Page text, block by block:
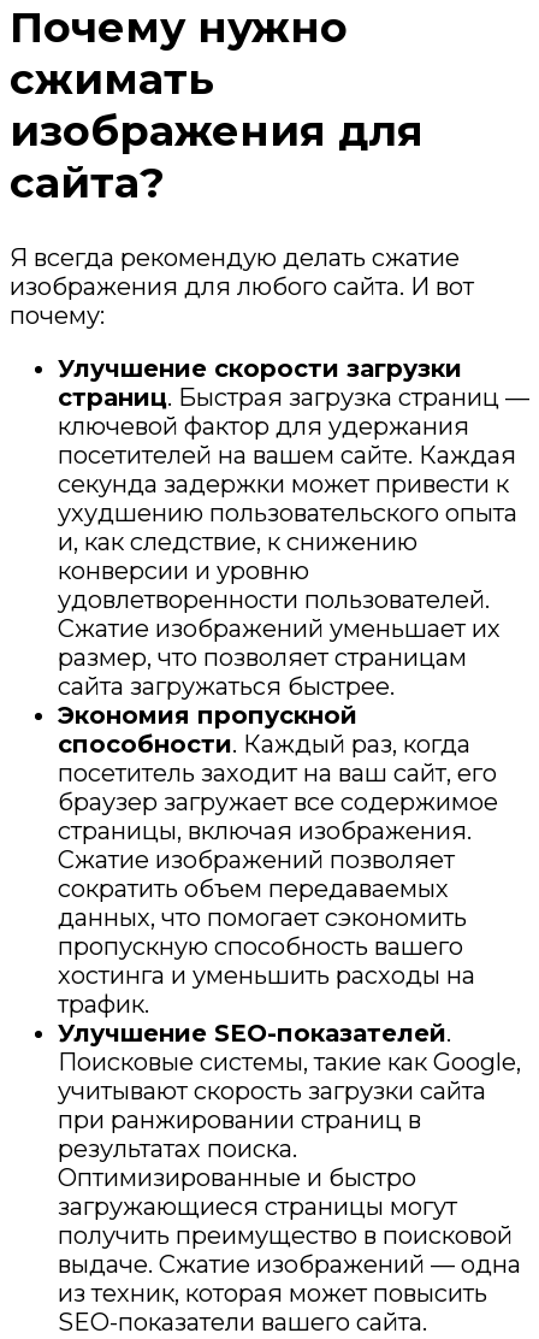
Почему нужно
сжимать
изображения для
сайта?
Я всегда рекомендую делать сжатие
изображения для любого сайта. И вот
почему:
Улучшение скорости загрузки
страниц. Быстрая загрузка страниц —
ключевой фактор для удержания
посетителей на вашем сайте. Каждая
секунда задержки может привести к
ухудшению пользовательского опыта
и, как следствие, к снижению
конверсии и уровню
удовлетворенности пользователей.
Сжатие изображений уменьшает их
размер, что позволяет страницам
сайта загружаться быстрее.
Экономия пропускной
способности. Каждый раз, когда
посетитель заходит на ваш сайт, его
браузер загружает все содержимое
страницы, включая изображения.
Сжатие изображений позволяет
сократить объем передаваемых
данных, что помогает сэкономить
пропускную способность вашего
хостинга и уменьшить расходы на
трафик.
Улучшение SEO-показателей.
Поисковые системы, такие как Google,
учитывают скорость загрузки сайта
при ранжировании страниц в
результатах поиска.
Оптимизированные и быстро
загружающиеся страницы могут
получить преимущество в поисковой
выдаче. Сжатие изображений — одна
из техник, которая может повысить
SEO-показатели вашего сайта.